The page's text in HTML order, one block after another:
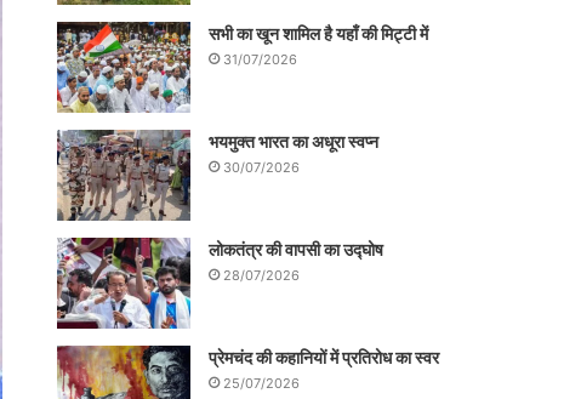
सभी का खून शामिल है यहाँ की मिट्टी में
31/07/2026
भयमुक्त भारत का अधूरा स्वप्न
30/07/2026
लोकतंत्र की वापसी का उद्घोष
28/07/2026
प्रेमचंद की कहानियों में प्रतिरोध का स्वर
25/07/2026